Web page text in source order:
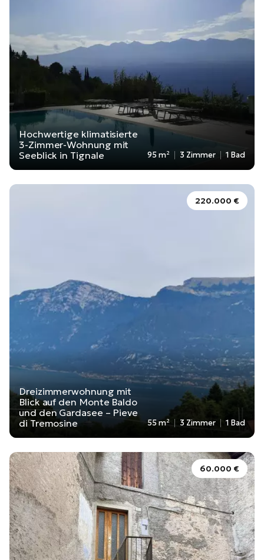
Hochwertige klimatisierte
3-Zimmer-Wohnung mit
Seeblick in Tignale
95 m² 3 Zimmer 1 Bad
220.000 €
Dreizimmerwohnung mit
Blick auf den Monte Baldo
und den Gardasee – Pieve
di Tremosine
55 m² 3 Zimmer 1 Bad
60.000 €